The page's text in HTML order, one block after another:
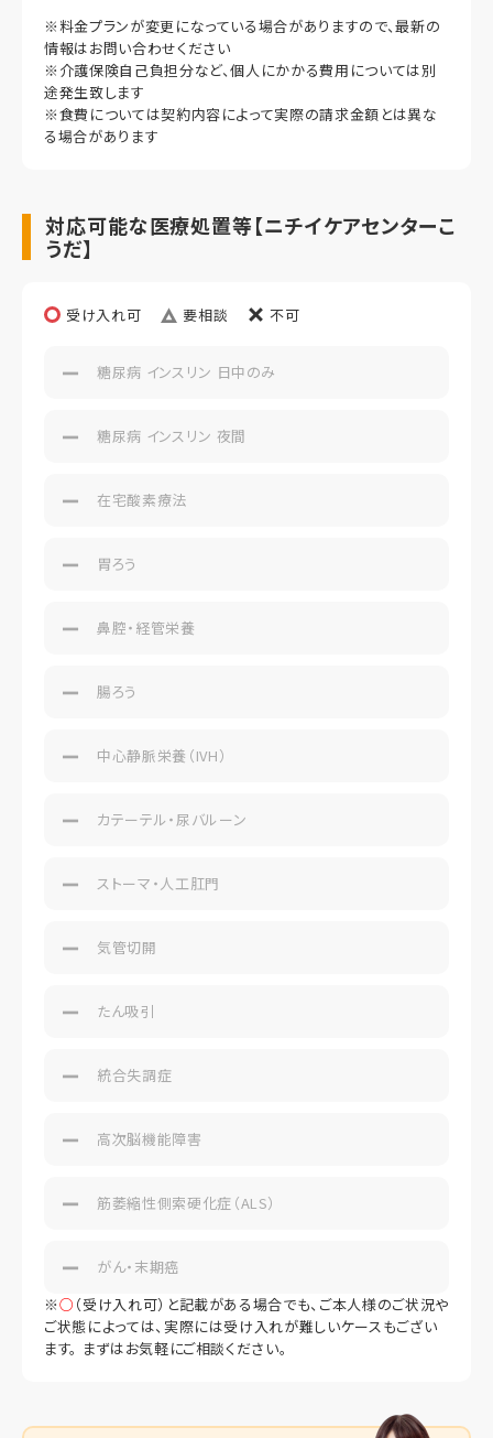
46,000円（非課税）
管理費・水道光熱費
19,920円（非課税）
食費
初期償却
その他事項
居室タイプ
定員
※料金プランが変更になっている場合がありますので、最新の
情報はお問い合わせください
※介護保険自己負担分など、個人にかかる費用については別
途発生致します
※食費については契約内容によって実際の請求金額とは異な
る場合があります
対応可能な医療処置等【ニチイケアセンターこ
うだ】
受け入れ可 要相談 不可
糖尿病 インスリン 日中のみ
糖尿病 インスリン 夜間
在宅酸素療法
胃ろう
鼻腔・経管栄養
腸ろう
中心静脈栄養（IVH）
カテーテル・尿バルーン
ストーマ・人工肛門
気管切開
たん吸引
統合失調症
高次脳機能障害
筋萎縮性側索硬化症（ALS）
がん・末期癌
※○ （受け入れ可）と記載がある場合でも、ご本人様のご状況や
ご状態によっては、実際には受け入れが難しいケースもござい
ます。 まずはお気軽にご相談ください。